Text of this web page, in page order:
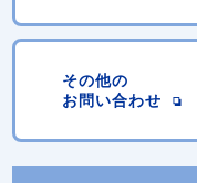
その他の
お問い合わせ